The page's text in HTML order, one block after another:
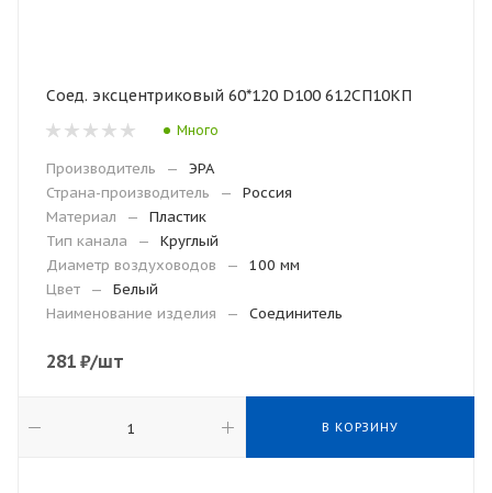
Соед. эксцентриковый 60*120 D100 612СП10КП
Много
Производитель —
ЭРА
Страна-производитель
—
Россия
Материал
—
Пластик
Тип канала
—
Круглый
Диаметр воздуховодов
—
100 мм
Цвет
—
Белый
Наименование изделия
— Соединитель
281 ₽/шт
В КОРЗИНУ